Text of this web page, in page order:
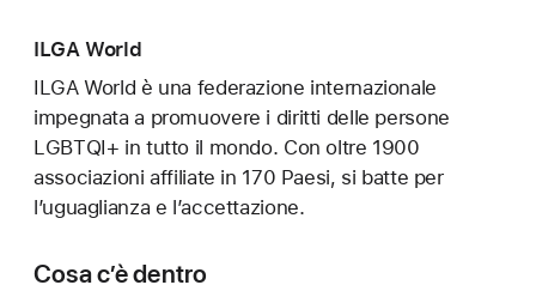
ILGA World
ILGA World è una federazione internazionale
impegnata a promuovere i diritti delle persone
LGBTQI+ in tutto il mondo. Con oltre 1900
associazioni affiliate in 170 Paesi, si batte per
l’uguaglianza e l’accettazione.
Cosa c’è dentro